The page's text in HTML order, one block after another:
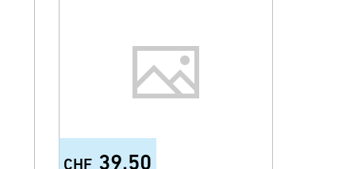
CHF 39.50